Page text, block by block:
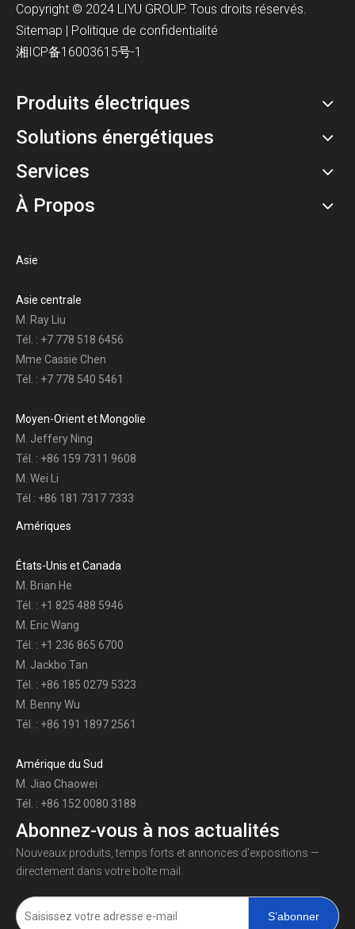
Copyright © 2024 LIYU GROUP. Tous droits réservés.
Sitemap | Politique de confidentialité
湘ICP备16003615号-1
Produits électriques
Solutions énergétiques
Services
À Propos
Asie
Asie centrale
M. Ray Liu
Tél. : +7 778 518 6456
Mme Cassie Chen
Tél. : +7 778 540 5461
Moyen-Orient et Mongolie
M. Jeffery Ning
Tél. : +86 159 7311 9608
M. Wei Li
Tél : +86 181 7317 7333
Amériques
États-Unis et Canada
M. Brian He
Tél. : +1 825 488 5946
M. Eric Wang
Tél. : +1 236 865 6700
M. Jackbo Tan
Tél. : +86 185 0279 5323
M. Benny Wu
Tél. : +86 191 1897 2561
Amérique du Sud
M. Jiao Chaowei
Tél. : +86 152 0080 3188
Abonnez-vous à nos actualités
Nouveaux produits, temps forts et annonces d’expositions —
directement dans votre boîte mail.
S’abonner